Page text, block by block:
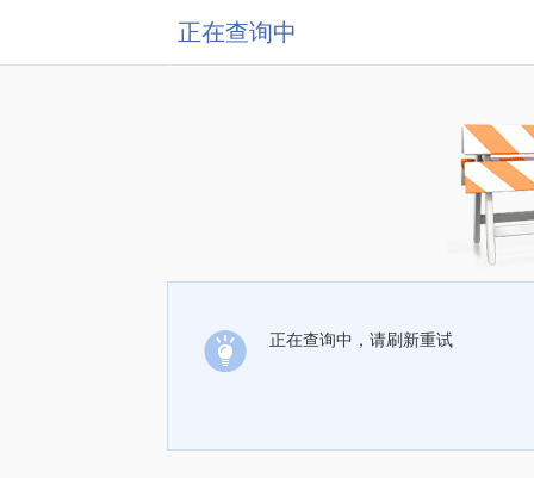
正在查询中
正在查询中，请刷新重试